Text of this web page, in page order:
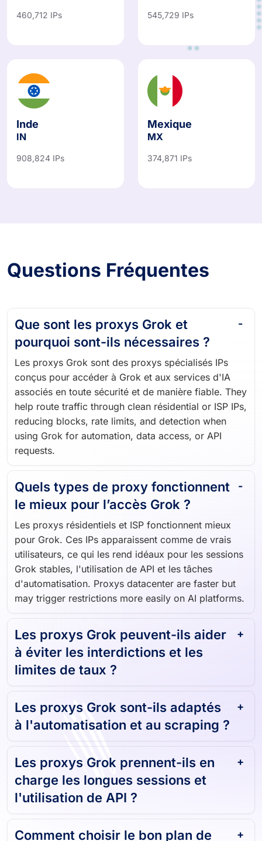
460,712 IPs 545,729 IPs
Inde
IN
908,824 IPs
Mexique
MX
374,871 IPs
Questions Fréquentes
Que sont les proxys Grok et
pourquoi sont-ils nécessaires ?
Les proxys Grok sont des proxys spécialisés IPs
conçus pour accéder à Grok et aux services d'IA
associés en toute sécurité et de manière fiable. They
help route traffic through clean résidential or ISP IPs,
reducing blocks, rate limits, and detection when
using Grok for automation, data access, or API
requests.
Quels types de proxy fonctionnent
le mieux pour l’accès Grok ?
Les proxys résidentiels et ISP fonctionnent mieux
pour Grok. Ces IPs apparaissent comme de vrais
utilisateurs, ce qui les rend idéaux pour les sessions
Grok stables, l'utilisation de API et les tâches
d'automatisation. Proxys datacenter are faster but
may trigger restrictions more easily on AI platforms.
Les proxys Grok peuvent-ils aider
à éviter les interdictions et les
limites de taux ?
Les proxys Grok sont-ils adaptés
à l'automatisation et au scraping ?
Les proxys Grok prennent-ils en
charge les longues sessions et
l'utilisation de API ?
Comment choisir le bon plan de